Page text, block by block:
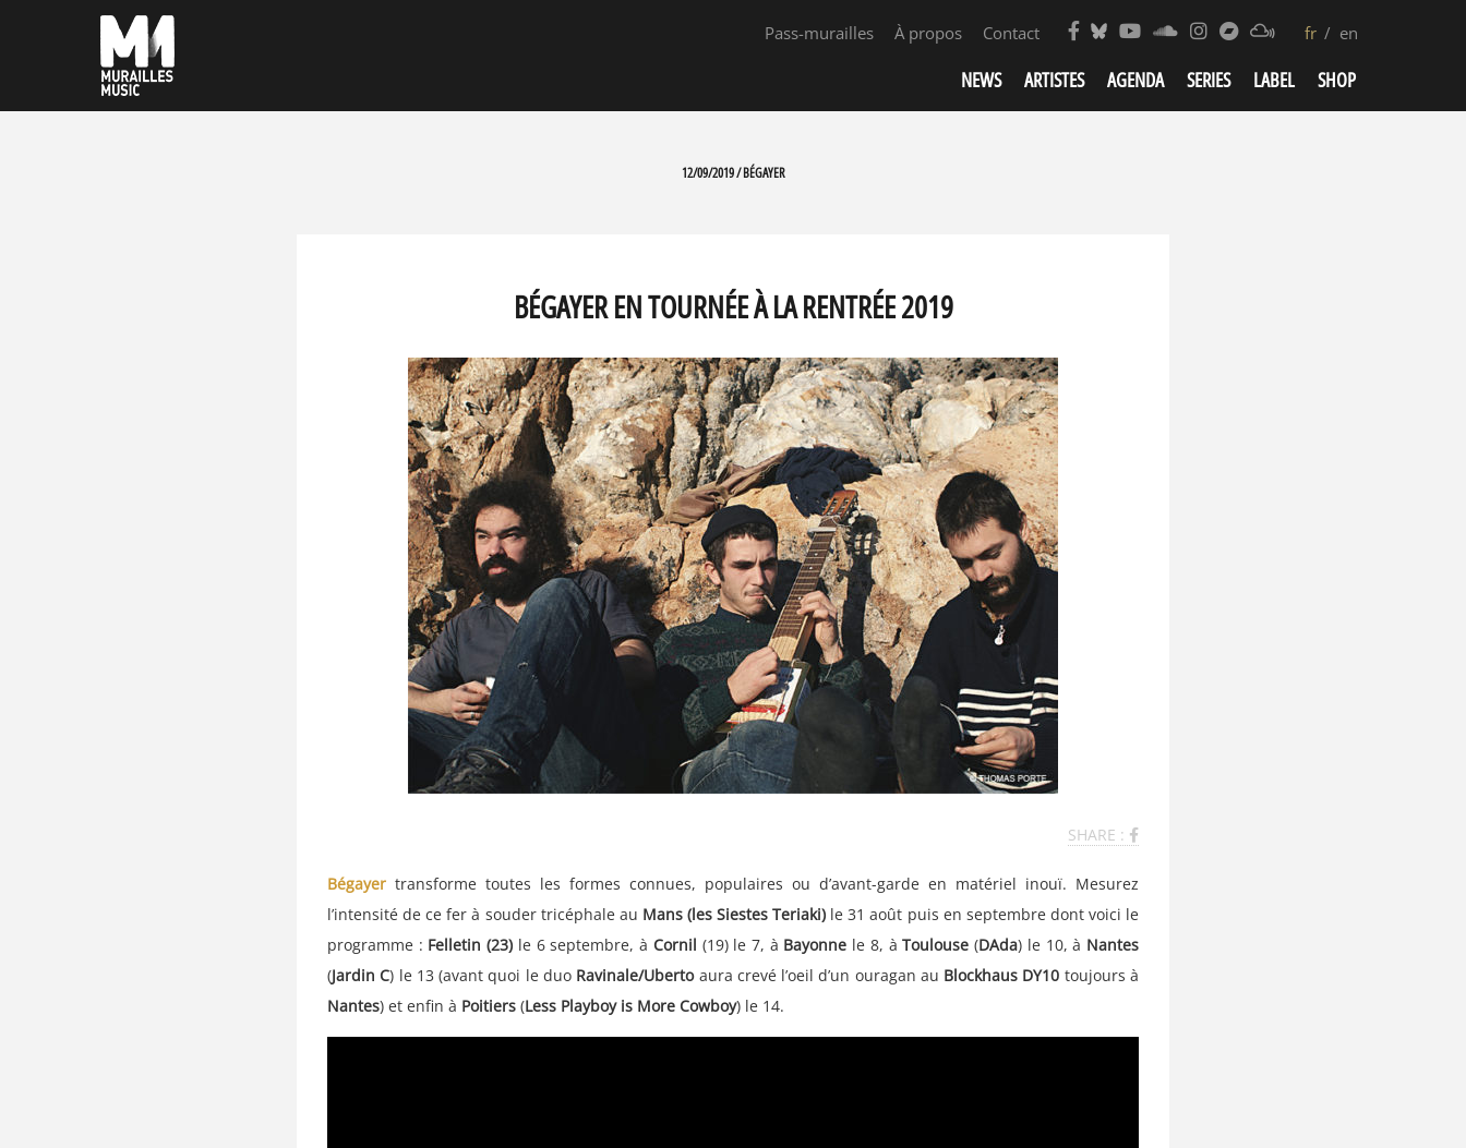
fr en
Pass-murailles À propos Contact
NEWS ARTISTES AGENDA SERIES LABEL SHOP
12/09/2019 / BÉGAYER
BÉGAYER EN TOURNÉE À LA RENTRÉE 2019
SHARE :
Bégayer transforme toutes les formes connues, populaires ou d’avant-garde en matériel inouï. Mesurez
l’intensité de ce fer à souder tricéphale au Mans (les Siestes Teriaki) le 31 août puis en septembre dont voici le
programme : Felletin (23) le 6 septembre, à Cornil (19) le 7, à Bayonne le 8, àToulouse (DAda) le 10, à Nantes
(Jardin C) le 13 (avant quoi le duo Ravinale/Ubertoaura crevé l’oeil d’un ouragan au Blockhaus DY10 toujours à
Nantes) et enfin à Poitiers (Less Playboy is More Cowboy) le 14.